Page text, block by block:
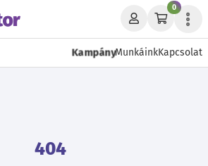
0
KampányMunkáinkKapcsolat
404